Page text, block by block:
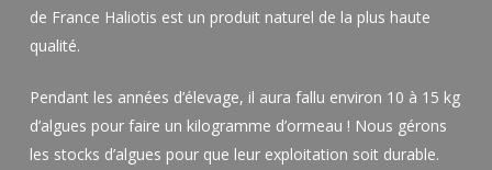
de France Haliotis est un produit naturel de la plus haute
qualité.
Pendant les années d’élevage, il aura fallu environ 10 à 15 kg
d’algues pour faire un kilogramme d’ormeau ! Nous gérons
les stocks d’algues pour que leur exploitation soit durable.